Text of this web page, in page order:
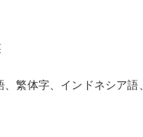
繁体字、インドネシア